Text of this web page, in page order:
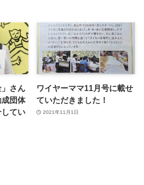
」さん
団体
てい
ワイヤーママ11月号に載せ
ていただきました！
2021年11月1日